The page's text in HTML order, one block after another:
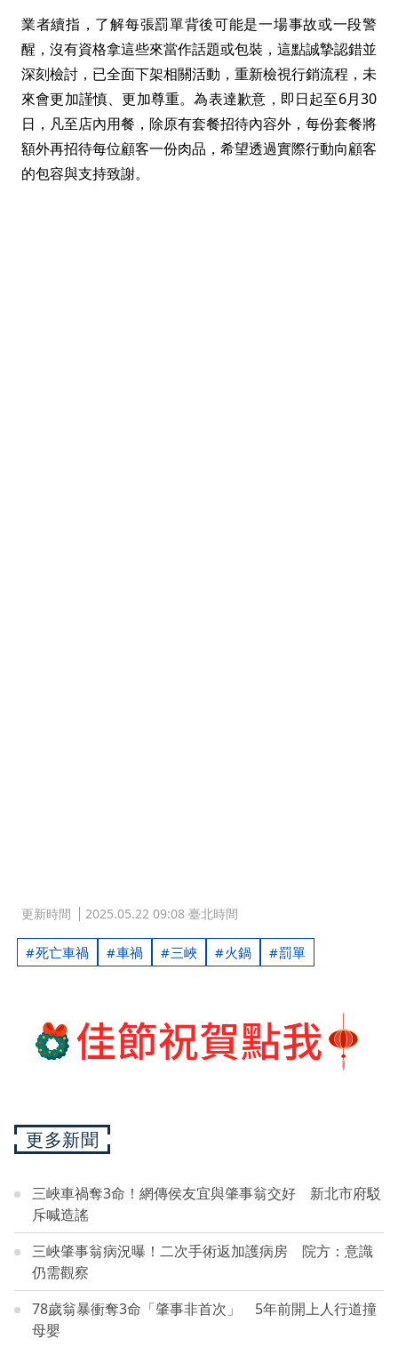
業者續指，了解每張罰單背後可能是一場事故或一段警
醒，沒有資格拿這些來當作話題或包裝，這點誠摯認錯並
深刻檢討，已全面下架相關活動，重新檢視行銷流程，未
來會更加謹慎、更加尊重。為表達歉意，即日起至6月30
日，凡至店內用餐，除原有套餐招待內容外，每份套餐將
額外再招待每位顧客一份肉品，希望透過實際行動向顧客
的包容與支持致謝。
更新時間 2025.05.22 09:08 臺北時間
死亡車禍 車禍 三峽 火鍋 罰單
更多新聞
三峽車禍奪3命！網傳侯友宜與肇事翁交好 新北市府駁
斥喊造謠
三峽肇事翁病況曝！二次手術返加護病房 院方：意識
仍需觀察
78歲翁暴衝奪3命「肇事非首次」 5年前開上人行道撞
母嬰